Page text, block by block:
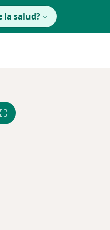
la salud?